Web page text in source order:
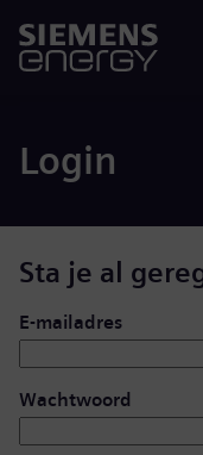
Login
Sta je al
Inloggen: gebruiker
E-mailadres
Wachtwoord